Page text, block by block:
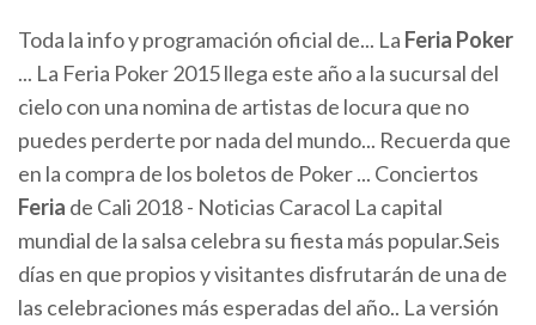
Toda la info y programación oficial de... La Feria Poker
... La Feria Poker 2015 llega este año a la sucursal del
cielo con una nomina de artistas de locura que no
puedes perderte por nada del mundo... Recuerda que
en la compra de los boletos de Poker ... Conciertos
Feria de Cali 2018 - Noticias Caracol La capital
mundial de la salsa celebra su fiesta más popular.Seis
días en que propios y visitantes disfrutarán de una de
las celebraciones más esperadas del año.. La versión